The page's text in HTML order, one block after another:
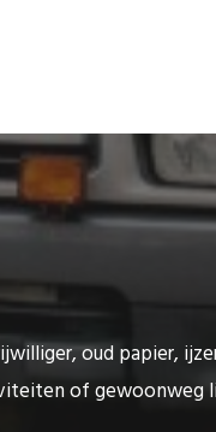
oud papier,
of gewoonweg